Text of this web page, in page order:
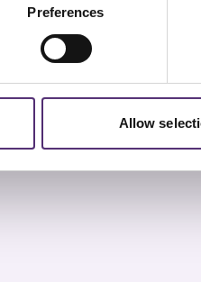
Preferences
Allow